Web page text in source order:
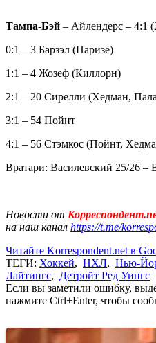
Тампа-Бэй – Айлендерс – 4:1
0:1 – 3 Барзэл (Паризе)
1:1 – 4 Жозеф (Киллорн)
2:1 – 20 Сирелли (Хедман,
3:1 – 54 Пойнт
4:1 – 56 Стэмкос (Пойнт,
Вратари: Василевский 25/26 –
Новости от
на наш канал https://t.me/
Читайте Korrespondent.net в
ТЕГИ: Хоккей, НХЛ, Нью-
Лайтингс, Детройт Ред Уингс
Если вы заметили ошибку,
нажмите Ctrl+Enter, чтобы